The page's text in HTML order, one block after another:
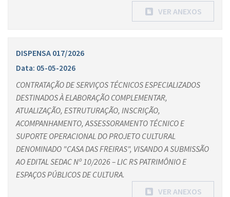
VER ANEXOS
DISPENSA 017/2026
Data: 05-05-2026
CONTRATAÇÃO DE SERVIÇOS TÉCNICOS ESPECIALIZADOS
DESTINADOS À ELABORAÇÃO COMPLEMENTAR,
ATUALIZAÇÃO, ESTRUTURAÇÃO, INSCRIÇÃO,
ACOMPANHAMENTO, ASSESSORAMENTO TÉCNICO E
SUPORTE OPERACIONAL DO PROJETO CULTURAL
DENOMINADO "CASA DAS FREIRAS", VISANDO A SUBMISSÃO
AO EDITAL SEDAC Nº 10/2026 – LIC RS PATRIMÔNIO E
ESPAÇOS PÚBLICOS DE CULTURA.
VER ANEXOS